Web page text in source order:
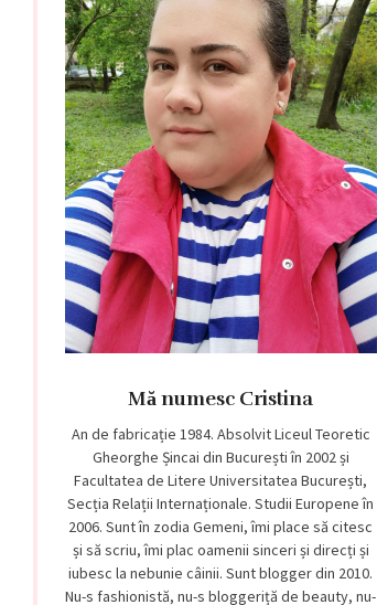
Mă numesc Cristina
An de fabricație 1984. Absolvit Liceul Teoretic
Gheorghe Șincai din București în 2002 și
Facultatea de Litere Universitatea București,
Secția Relații Internaționale. Studii Europene în
2006. Sunt în zodia Gemeni, îmi place să citesc
și să scriu, îmi plac oamenii sinceri și direcți și
iubesc la nebunie câinii. Sunt blogger din 2010.
Nu-s fashionistă, nu-s bloggeriță de beauty, nu-